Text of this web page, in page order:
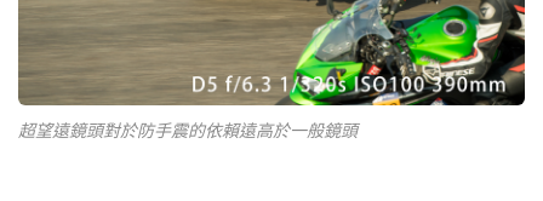
超望遠鏡頭對於防手震的依賴遠高於一般鏡頭